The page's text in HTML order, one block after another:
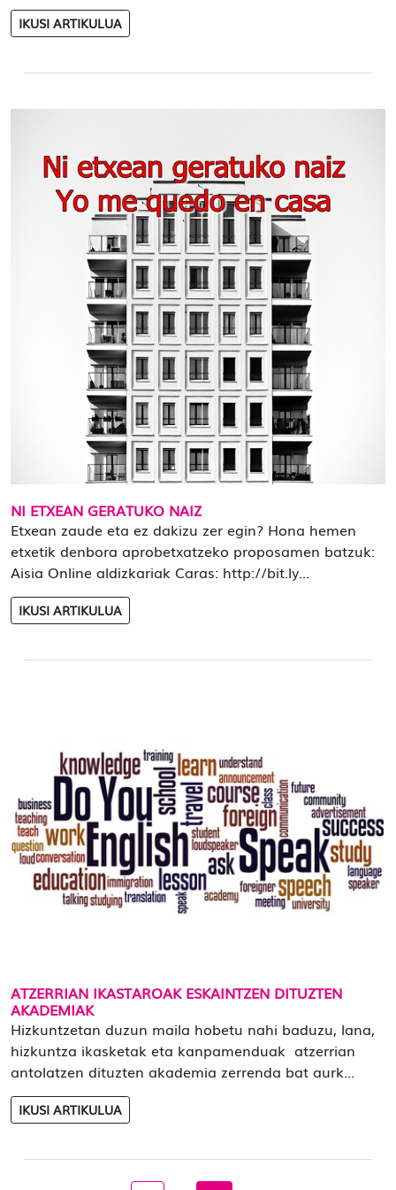
IKUSI ARTIKULUA
NI ETXEAN GERATUKO NAIZ
Etxean zaude eta ez dakizu zer egin? Hona hemen
etxetik denbora aprobetxatzeko proposamen batzuk:
Aisia Online aldizkariak Caras: http://bit.ly...
IKUSI ARTIKULUA
ATZERRIAN IKASTAROAK ESKAINTZEN DITUZTEN
AKADEMIAK
Hizkuntzetan duzun maila hobetu nahi baduzu, lana,
hizkuntza ikasketak eta kanpamenduak atzerrian
antolatzen dituzten akademia zerrenda bat aurk...
IKUSI ARTIKULUA